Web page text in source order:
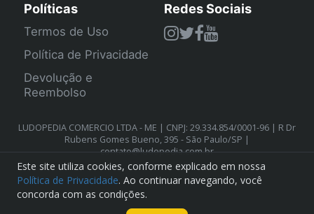
Políticas
Termos de Uso
Política de Privacidade
Devolução e
Reembolso
Redes Sociais
LUDOPEDIA COMERCIO LTDA - ME | CNPJ: 29.334.854/0001-96 | R Dr
Rubens Gomes Bueno, 395 - São Paulo/SP |
contato@ludopedia.com.br
Este site utiliza cookies, conforme explicado em nossa
Política de Privacidade. Ao continuar navegando, você
concorda com as condições.